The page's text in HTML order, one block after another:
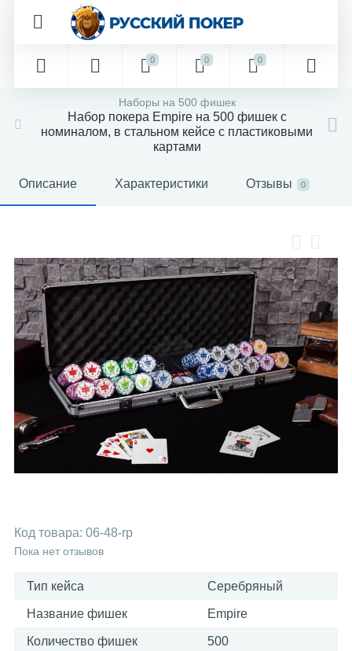
0 0 0
Наборы на 500 фишек
Набор покера Empire на 500 фишек с
номиналом, в стальном кейсе с пластиковыми
картами
Описание Характеристики Отзывы 0
Код товара: 06-48-rp
Пока нет отзывов
Тип кейса Серебряный
Название фишек Empire
Количество фишек 500